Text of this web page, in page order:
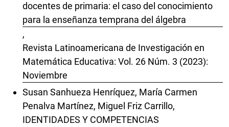
docentes de primaria: el caso del conocimiento
para la enseñanza temprana del álgebra
,
Revista Latinoamericana de Investigación en
Matemática Educativa: Vol. 26 Núm. 3 (2023):
Noviembre
Susan Sanhueza Henríquez, María Carmen
Penalva Martínez, Miguel Friz Carrillo,
IDENTIDADES Y COMPETENCIAS